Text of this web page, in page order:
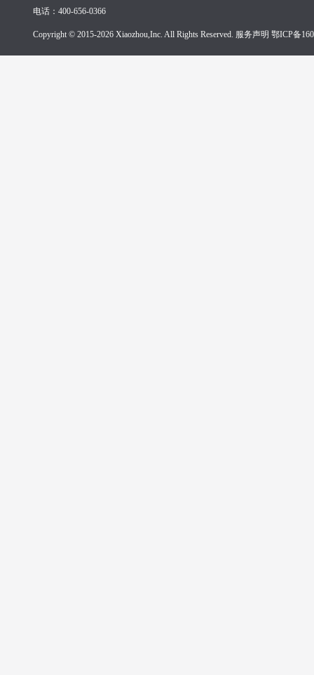
电话：400-656-0366
Copyright © 2015-2026 Xiaozhou,Inc. All Rights Reserved. 服务声明 鄂ICP备